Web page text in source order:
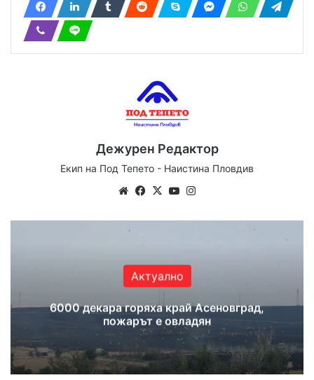
Дежурен Редактор
Екип на Под Тепето - Наистина Пловдив
We
te
Fa
bo
X
Yo
ub ra
Актуално
6000 декара горяха край Асеновград,
пожарът е овладян